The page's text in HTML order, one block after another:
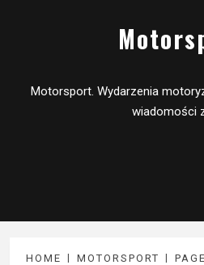
Motorsport. Wydarzenia
wiadomości
HOME MOTORSPORT